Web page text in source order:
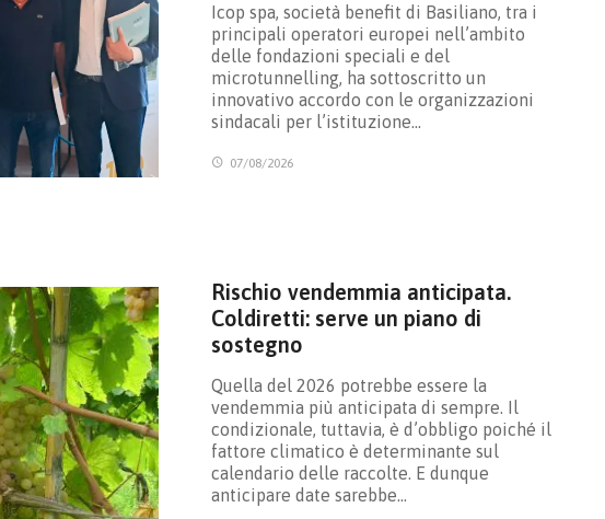
Icop spa, società benefit di Basiliano, tra i
principali operatori europei nell’ambito
delle fondazioni speciali e del
microtunnelling, ha sottoscritto un
innovativo accordo con le organizzazioni
sindacali per l’istituzione…
07/08/2026
Rischio vendemmia anticipata.
Coldiretti: serve un piano di
sostegno
Quella del 2026 potrebbe essere la
vendemmia più anticipata di sempre. Il
condizionale, tuttavia, è d’obbligo poiché il
fattore climatico è determinante sul
calendario delle raccolte. E dunque
anticipare date sarebbe…